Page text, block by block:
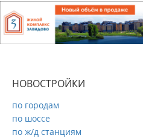
НОВОСТРОЙКИ
по городам
по шоссе
по ж/д станциям